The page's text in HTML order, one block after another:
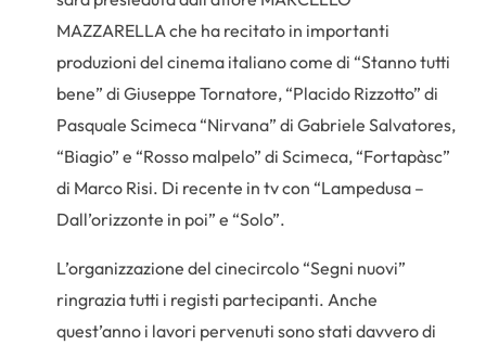
MAZZARELLA che ha recitato in importanti
produzioni del cinema italiano come di “Stanno tutti
bene” di Giuseppe Tornatore, “Placido Rizzotto” di
Pasquale Scimeca “Nirvana” di Gabriele Salvatores,
“Biagio” e “Rosso malpelo” di Scimeca, “Fortapàsc”
di Marco Risi. Di recente in tv con “Lampedusa –
Dall’orizzonte in poi” e “Solo”.
L’organizzazione del cinecircolo “Segni nuovi”
ringrazia tutti i registi partecipanti. Anche
quest’anno i lavori pervenuti sono stati davvero di